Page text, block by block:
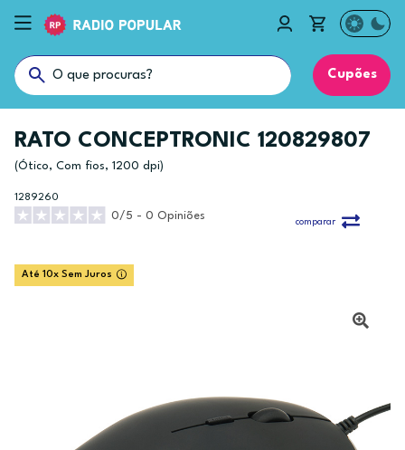
Cupões
RATO CONCEPTRONIC 120829807
(Ótico, Com fios, 1200 dpi)
1289260
0/5 - 0 Opiniões
comparar
Até 10x Sem Juros